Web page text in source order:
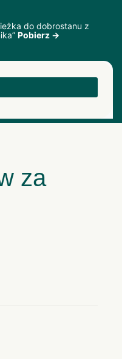
do dobrostanu z
Pobierz →
za